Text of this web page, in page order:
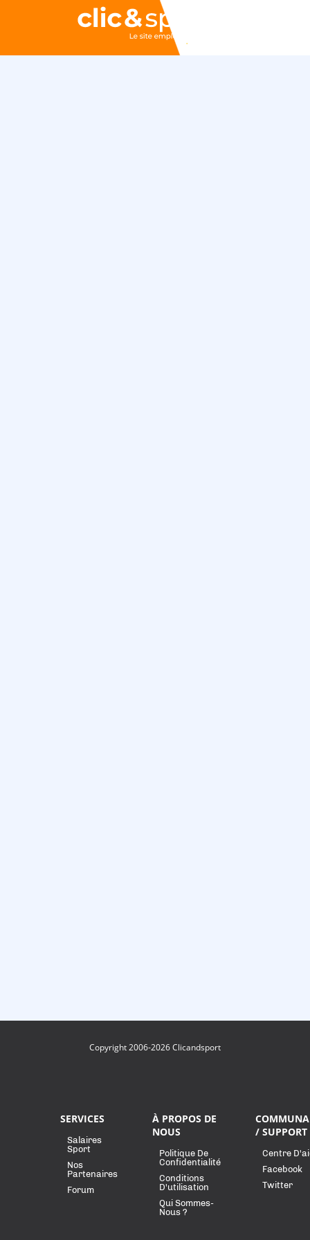
Copyright 2006-2026 Clicandsport
SERVICES
Salaires
Sport
Nos
Partenaires
Forum
À PROPOS DE
NOUS
Politique De
Confidentialité
Conditions
D'utilisation
Qui Sommes-
Nous ?
/ SUPPORT
Centre
Facebook
Twitter